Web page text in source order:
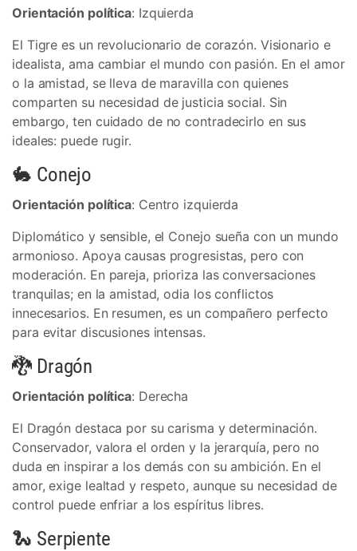
Orientación política: Izquierda
El Tigre es un revolucionario de corazón. Visionario e
idealista, ama cambiar el mundo con pasión. En el amor
o la amistad, se lleva de maravilla con quienes
comparten su necesidad de justicia social. Sin
embargo, ten cuidado de no contradecirlo en sus
ideales: puede rugir.
🐇 Conejo
Orientación política: Centro izquierda
Diplomático y sensible, el Conejo sueña con un mundo
armonioso. Apoya causas progresistas, pero con
moderación. En pareja, prioriza las conversaciones
tranquilas; en la amistad, odia los conflictos
innecesarios. En resumen, es un compañero perfecto
para evitar discusiones intensas.
🐉 Dragón
Orientación política: Derecha
El Dragón destaca por su carisma y determinación.
Conservador, valora el orden y la jerarquía, pero no
duda en inspirar a los demás con su ambición. En el
amor, exige lealtad y respeto, aunque su necesidad de
control puede enfriar a los espíritus libres.
🐍 Serpiente